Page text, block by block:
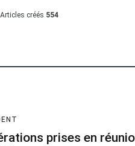
Articles créés 554
prises en